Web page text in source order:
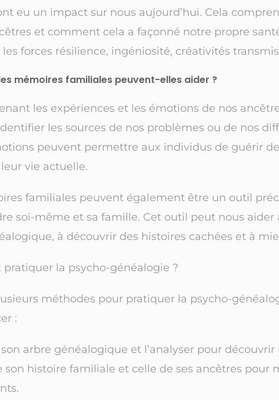
eu un impact sur nous aujourd’hui. Cela
et comment cela a façonné notre propre
les forces résilience, ingéniosité, créativités
mémoires familiales peuvent-elles aider ?
les expériences et les émotions de nos
les sources de nos problèmes ou de nos
peuvent permettre aux individus de guérir
vie actuelle.
familiales peuvent également être un outil
soi-même et sa famille. Cet outil peut nous
à découvrir des histoires cachées et à
la psycho-généalogie ?
méthodes pour pratiquer la psycho-
:
son arbre généalogique et l’analyser pour
son histoire familiale et celle de ses ancêtres pour